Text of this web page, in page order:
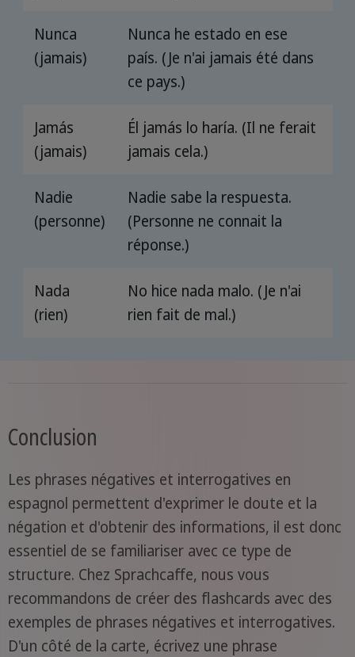
Nunca
(jamais)
Nunca he estado en ese
país. (Je n'ai jamais été dans
ce pays.)
Jamás
(jamais)
Él jamás lo haría. (Il ne ferait
jamais cela.)
Nadie
(personne)
Nadie sabe la respuesta.
(Personne ne connait la
réponse.)
Nada
(rien)
No hice nada malo. (Je n'ai
rien fait de mal.)
Conclusion
Les phrases négatives et interrogatives en
espagnol permettent d'exprimer le doute et la
négation et d'obtenir des informations, il est donc
essentiel de se familiariser avec ce type de
structure. Chez Sprachcaffe, nous vous
recommandons de créer des flashcards avec des
exemples de phrases négatives et interrogatives.
D'un côté de la carte, écrivez une phrase